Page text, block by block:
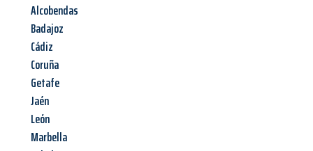
Alcobendas
Badajoz
Cádiz
Coruña
Getafe
Jaén
León
Marbella